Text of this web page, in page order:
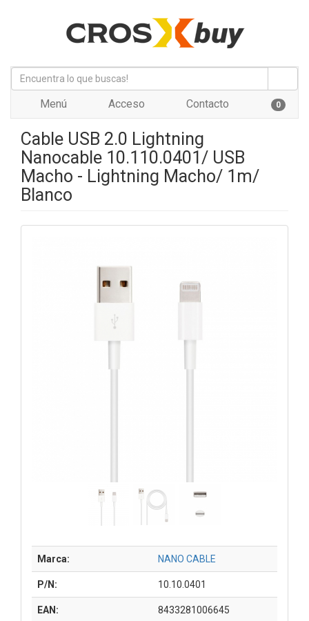
Menú Acceso Contacto 0
Cable USB 2.0 Lightning
Nanocable 10.110.0401/ USB
Macho - Lightning Macho/ 1m/
Blanco
Marca: NANO CABLE
P/N: 10.10.0401
EAN: 8433281006645